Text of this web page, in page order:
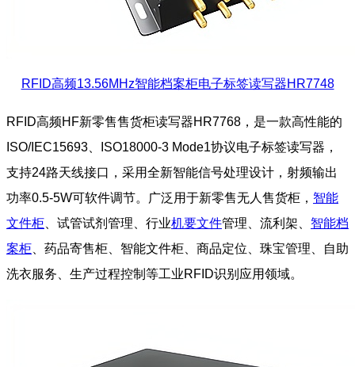
RFID高频13.56MHz智能档案柜电子标签读写器HR7748
RFID高频HF新零售售货柜读写器HR7768，是一款高性能的
ISO/IEC15693、ISO18000-3 Mode1协议电子标签读写器，
支持24路天线接口，采用全新智能信号处理设计，射频输出
功率0.5-5W可软件调节。广泛用于新零售无人售货柜， 智能
文件柜 、试管试剂管理、行业机要文件管理、流利架、 智能档
案柜 、药品寄售柜、智能文件柜、商品定位、珠宝管理、自助
洗衣服务、生产过程控制等工业RFID识别应用领域。